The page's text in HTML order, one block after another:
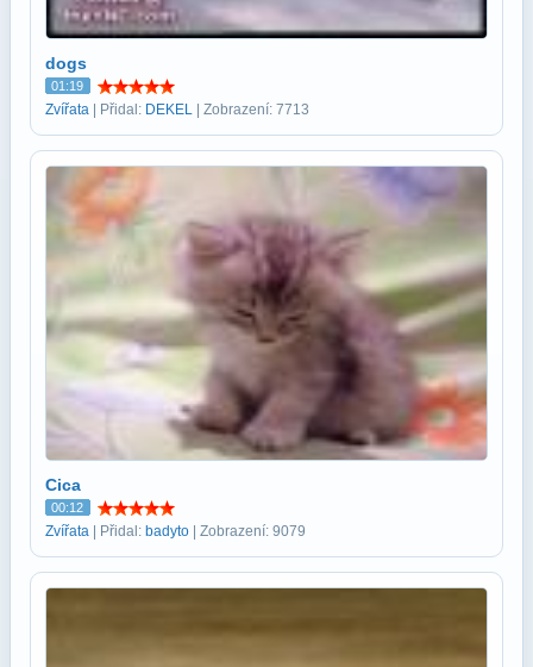
dogs
01:19
Zvířata | Přidal: DEKEL | Zobrazení: 7713
Cica
00:12
Zvířata | Přidal: badyto | Zobrazení: 9079